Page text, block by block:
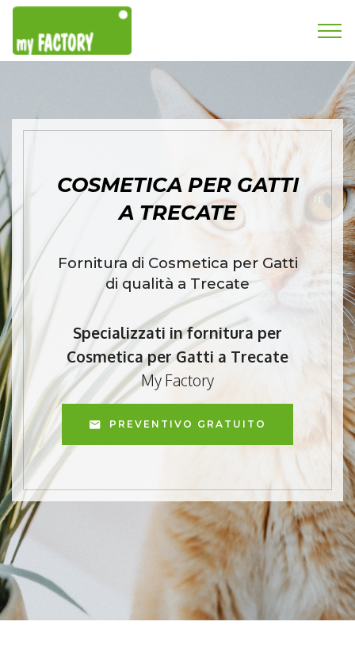
COSMETICA PER GATTI
A TRECATE
Fornitura di Cosmetica per Gatti
di qualità a Trecate
Specializzati in fornitura per
Cosmetica per Gatti a Trecate
My Factory
PREVENTIVO GRATUITO